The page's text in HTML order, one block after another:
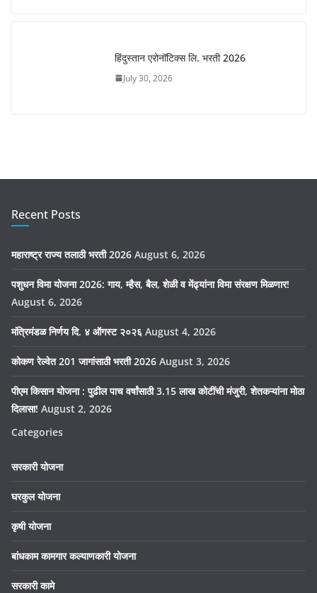
हिंदुस्तान एरोनॉटिक्स लि. भरती 2026
July 30, 2026
Recent Posts
महाराष्ट्र राज्य तलाठी भरती 2026 August 6, 2026
पशुधन विमा योजना 2026: गाय, म्हैस, बैल, शेळी व मेंढ्यांना विमा संरक्षण मिळणार!
August 6, 2026
मंत्रिमंडळ निर्णय दि. ४ ऑगस्ट २०२६ August 4, 2026
कोकण रेल्वेत 201 जागांसाठी भरती 2026 August 3, 2026
पीएम किसान योजना : पुढील पाच वर्षांसाठी 3.15 लाख कोटींची मंजुरी, शेतकऱ्यांना मोठा
दिलासा! August 2, 2026
Categories
सरकारी योजना
घरकुल योजना
कृषी योजना
बांधकाम कामगार कल्याणकारी योजना
सरकारी कामे